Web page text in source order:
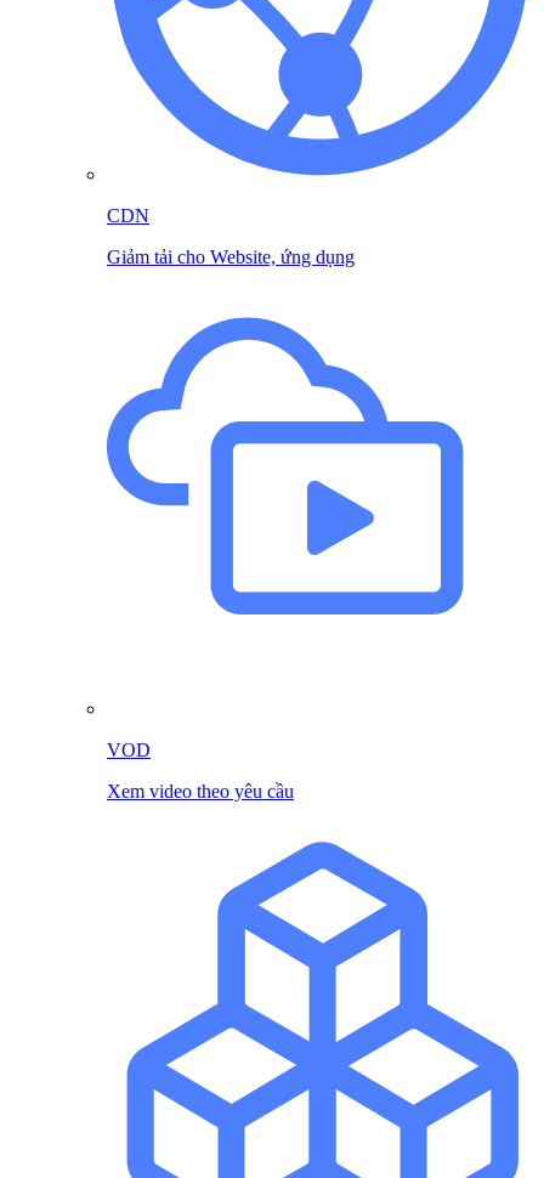
CDN
Giảm tải cho Website, ứng dụng
VOD
Xem video theo yêu cầu